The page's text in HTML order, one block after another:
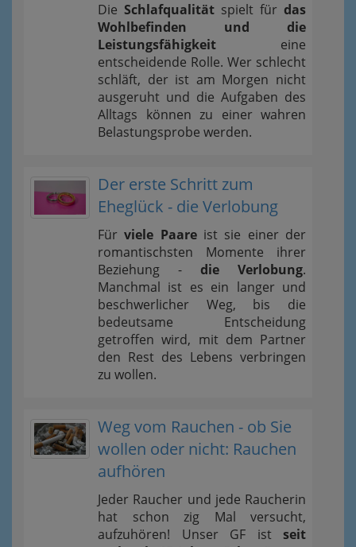
Die Schlafqualität spielt für das
Wohlbefinden und die
Leistungsfähigkeit eine
entscheidende Rolle. Wer schlecht
schläft, der ist am Morgen nicht
ausgeruht und die Aufgaben des
Alltags können zu einer wahren
Belastungsprobe werden.
Der erste Schritt zum
Eheglück - die Verlobung
Fürviele Paareist sie einer der
romantischsten Momente ihrer
Beziehung - die Verlobung.
Manchmal ist es ein langer und
beschwerlicher Weg, bis die
bedeutsame Entscheidung
getroffen wird, mit dem Partner
den Rest des Lebens verbringen
zu wollen.
Weg vom Rauchen - ob Sie
wollen oder nicht: Rauchen
aufhören
Jeder Raucher und jede Raucherin
hat schon zig Mal versucht,
aufzuhören! Unser GF ist seit